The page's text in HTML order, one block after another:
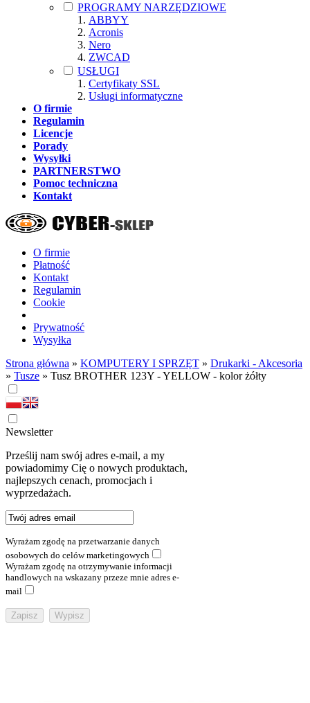
PROGRAMY NARZĘDZIOWE
ABBYY
Acronis
Nero
ZWCAD
USŁUGI
Certyfikaty SSL
Usługi informatyczne
O firmie
Regulamin
Licencje
Porady
Wysyłki
PARTNERSTWO
Pomoc techniczna
Kontakt
O firmie
Płatność
Kontakt
Regulamin
Cookie
Prywatność
Wysyłka
Strona główna » KOMPUTERY I SPRZĘT » Drukarki - Akcesoria
» Tusze » Tusz BROTHER 123Y - YELLOW - kolor żółty
Newsletter
Prześlij nam swój adres e-mail, a my
powiadomimy Cię o nowych produktach,
najlepszych cenach, promocjach i
wyprzedażach.
Wyrażam zgodę na przetwarzanie danych
osobowych do celów marketingowych
Wyrażam zgodę na otrzymywanie informacji
handlowych na wskazany przeze mnie adres e-
mail